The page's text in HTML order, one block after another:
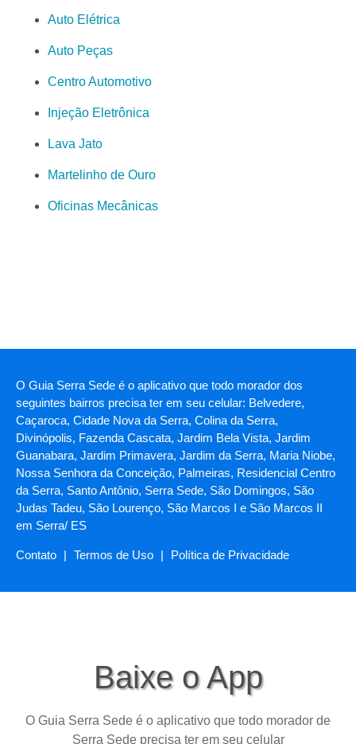
Auto Elétrica
Auto Peças
Centro Automotivo
Injeção Eletrônica
Lava Jato
Martelinho de Ouro
Oficinas Mecânicas
O Guia Serra Sede é o aplicativo que todo morador dos
seguintes bairros precisa ter em seu celular: Belvedere,
Caçaroca, Cidade Nova da Serra, Colina da Serra,
Divinópolis, Fazenda Cascata, Jardim Bela Vista, Jardim
Guanabara, Jardim Primavera, Jardim da Serra, Maria Niobe,
Nossa Senhora da Conceição, Palmeiras, Residencial Centro
da Serra, Santo Antônio, Serra Sede, São Domingos, São
Judas Tadeu, São Lourenço, São Marcos I e São Marcos II
em Serra/ ES
Contato | Termos de Uso | Política de Privacidade
Baixe o App
O Guia Serra Sede é o aplicativo que todo morador de
Serra Sede precisa ter em seu celular